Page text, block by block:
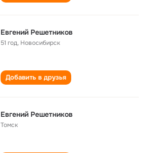
Евгений Решетников
51 год, Новосибирск
Добавить в друзья
Евгений Решетников
Томск